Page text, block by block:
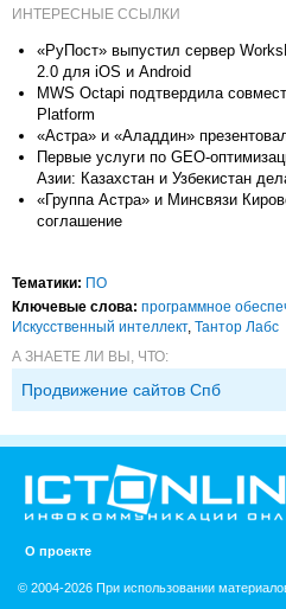
ИНТЕРЕСНЫЕ ССЫЛКИ
«РуПост» выпустил сервер
2.0 для iOS и Android
MWS Octapi подтвердила
Platform
«Астра» и «Аладдин»
Первые услуги по GEO-
Азии: Казахстан и Узбекистан
«Группа Астра» и Минсвязи
соглашение
Тематики: ПО
Ключевые слова: программное
Искусственный интеллект, Тантор Лабс
А ЗНАЕТЕ ЛИ ВЫ, ЧТО:
Продвижение сайтов Спб
О проекте
© 2004-2026 При использовании